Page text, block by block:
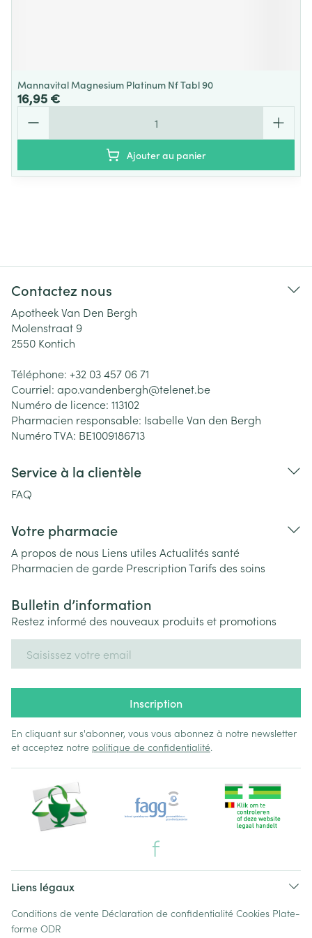
Mannavital Magnesium Platinum Nf Tabl 90
16,95 €
Ajouter au panier
Contactez nous
Apotheek Van Den Bergh
Molenstraat 9
2550 Kontich
Téléphone: +32 03 457 06 71
Courriel: apo.vandenbergh@telenet.be
Numéro de licence: 113102
Pharmacien responsable: Isabelle Van den Bergh
Numéro TVA: BE1009186713
Service à la clientèle
FAQ
Votre pharmacie
A propos de nous Liens utiles Actualités santé
Pharmacien de garde PrescriptionTarifs des soins
Bulletin d’information
Restez informé des nouveaux produits et promotions
Inscription
En cliquant sur s'abonner, vous vous abonnez à notre newsletter
et acceptez notre politique de confidentialité.
Liens légaux
Conditions de vente Déclaration de confidentialité Cookies Plate-
forme ODR